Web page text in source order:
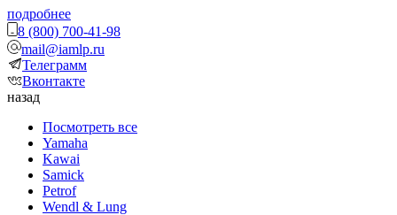
подробнее
8 (800) 700-41-98
mail@iamlp.ru
Телеграмм
Вконтакте
назад
Посмотреть все
Yamaha
Kawai
Samick
Petrof
Wendl & Lung